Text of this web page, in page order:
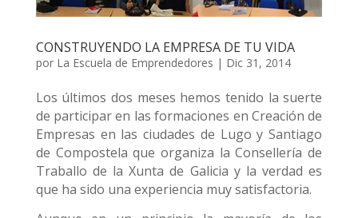
CONSTRUYENDO LA EMPRESA DE TU VIDA
por La Escuela de Emprendedores | Dic 31, 2014
Los últimos dos meses hemos tenido la suerte
de participar en las formaciones en Creación de
Empresas en las ciudades de Lugo y Santiago
de Compostela que organiza la Consellería de
Traballo de la Xunta de Galicia y la verdad es
que ha sido una experiencia muy satisfactoria.